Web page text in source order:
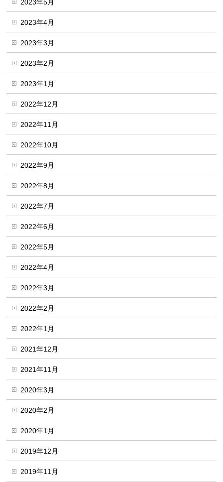
2023年5月
2023年4月
2023年3月
2023年2月
2023年1月
2022年12月
2022年11月
2022年10月
2022年9月
2022年8月
2022年7月
2022年6月
2022年5月
2022年4月
2022年3月
2022年2月
2022年1月
2021年12月
2021年11月
2020年3月
2020年2月
2020年1月
2019年12月
2019年11月